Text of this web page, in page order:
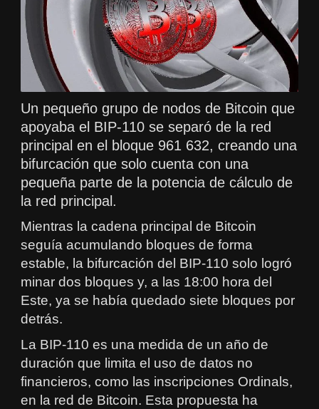
Un pequeño grupo de nodos de Bitcoin que
apoyaba el BIP-110 se separó de la red
principal en el bloque 961 632, creando una
bifurcación que solo cuenta con una
pequeña parte de la potencia de cálculo de
la red principal.
Mientras la cadena principal de Bitcoin
seguía acumulando bloques de forma
estable, la bifurcación del BIP-110 solo logró
minar dos bloques y, a las 18:00 hora del
Este, ya se había quedado siete bloques por
detrás.
La BIP-110 es una medida de un año de
duración que limita el uso de datos no
financieros, como las inscripciones Ordinals,
en la red de Bitcoin. Esta propuesta ha